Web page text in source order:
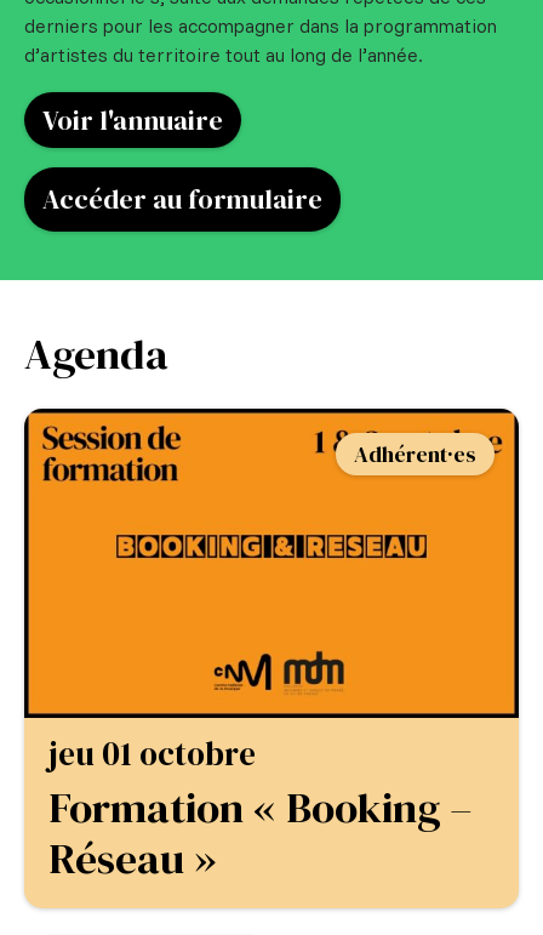
derniers pour les accompagner dans la programmation
d’artistes du territoire tout au long de l’année.
Voir l'annuaire
Accéder au formulaire
Agenda
Adhérent·es
jeu 01 octobre
Formation « Booking –
Réseau »